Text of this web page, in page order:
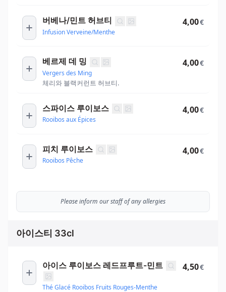
버베나/민트 허브티
Infusion Verveine/Menthe
4,00€
베르제 데 밍
Vergers des Ming
체리와 블랙커런트 허브티.
4,00€
스파이스 루이보스
Rooibos aux Épices
4,00€
피치 루이보스
Rooibos Pêche
4,00€
Please inform our staff of any allergies
아이스티 33cl
아이스 루이보스 레드프루트-민트
Thé Glacé Rooibos Fruits Rouges-Menthe
4,50€